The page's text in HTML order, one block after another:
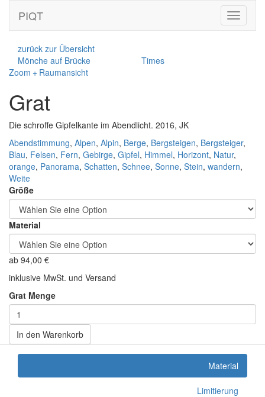
Toggle
PIQT
zurück zur Übersicht
Mönche auf Brücke
Times
Zoom + Raumansicht
Grat
Die schroffe Gipfelkante im Abendlicht. 2016, JK
Abendstimmung, Alpen, Alpin, Berge, Bergsteigen, Bergsteiger,
Blau, Felsen, Fern, Gebirge, Gipfel, Himmel, Horizont, Natur,
orange, Panorama, Schatten, Schnee, Sonne, Stein, wandern,
Weite
Größe
Material
ab 94,00 €
inklusive MwSt. und Versand
Grat Menge
In den Warenkorb
Material
Limitierung